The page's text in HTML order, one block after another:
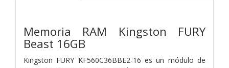
Memoria RAM Kingston FURY
Beast 16GB
Kingston FURY KF560C36BBE2-16 es un módulo de